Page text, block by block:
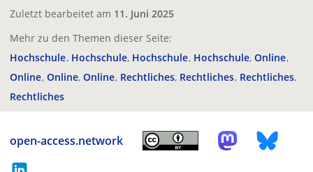
Zuletzt bearbeitet am 11. Juni 2025
Mehr zu den Themen dieser Seite:
Hochschule Hochschule Hochschule Hochschule Online
Online Online Online Rechtliches Rechtliches Rechtliches
Rechtliches
open-access.network